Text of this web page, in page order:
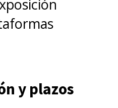
y plazos